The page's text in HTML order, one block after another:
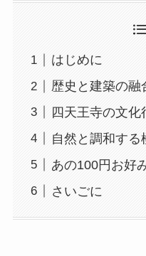
はじめに
歴史と建築の融
四天王寺の文
自然と調和する
あの100円お好
さいごに